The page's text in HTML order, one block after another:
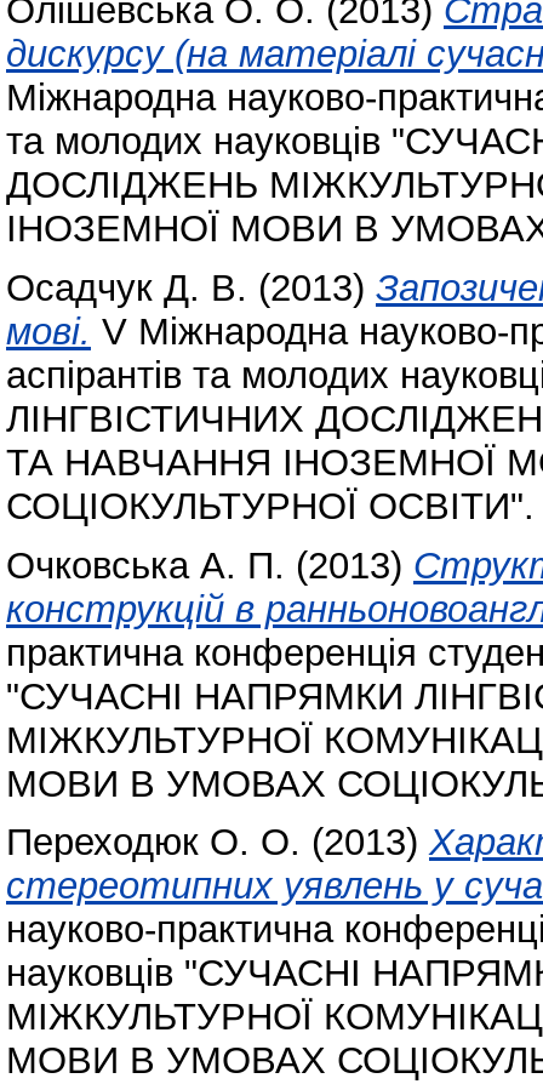
Олішевська О. О. (2013)
дискурсу (на матеріалі
Міжнародна науково-
та молодих науковців
ДОСЛІДЖЕНЬ
ІНОЗЕМНОЇ МОВИ В
Осадчук Д. В. (2013)
мові. V Міжнародна науково-
аспірантів та молодих
ЛІНГВІСТИЧНИХ
ТА НАВЧАННЯ ІНОЗЕМНОЇ
СОЦІОКУЛЬТУРНОЇ ОСВІТИ".
Очковська А. П. (2013)
конструкцій в
практична конференція
"СУЧАСНІ НАПРЯМКИ
МІЖКУЛЬТУРНОЇ
МОВИ В УМОВАХ
Переходюк О. О. (2013)
стереотипних уявлень у
науково-практична
науковців "СУЧАСНІ
МІЖКУЛЬТУРНОЇ
МОВИ В УМОВАХ